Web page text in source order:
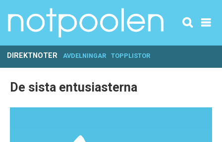
DIREKTNOTER AVDELNINGAR TOPPLISTOR
De sista entusiasterna